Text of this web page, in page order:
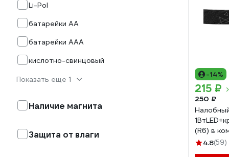
Li-Pol
батарейки AA
батарейки AAA
кислотно-свинцовый
Показать еще 1
Наличие магнита
Защита от влаги
-14%
215 ₽
250 ₽
(R6) в
ABS-
4.8(59)